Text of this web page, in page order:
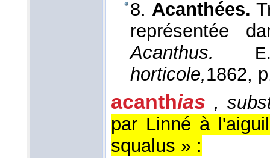
8. Acanthées.
représentée
Acanthus.
horticole,1862,
acanthias ,
par Linné à
squalus » :